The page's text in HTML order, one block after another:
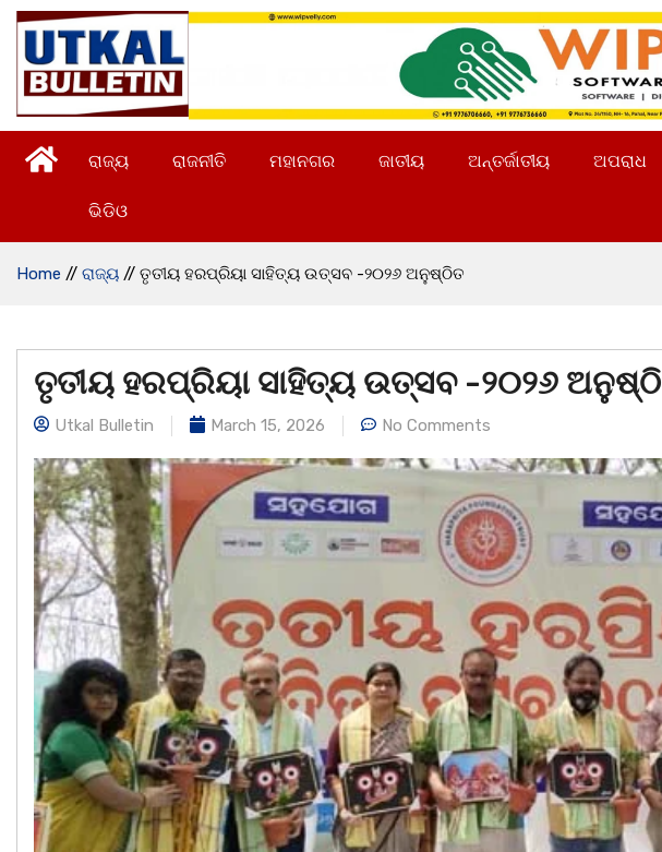
ରାଜ୍ୟ ରାଜନୀତି ମହାନଗର ଜାତୀୟ ଅନ୍ତର୍ଜାତୀୟ ଅପରାଧ
ଭିଡିଓ
Home // ରାଜ୍ୟ // ତୃତୀୟ ହରପ୍ରିୟା ସାହିତ୍ୟ ଉତ୍ସବ -୨୦୨୬ ଅନୁଷ୍ଠିତ
ତୃତୀୟ ହରପ୍ରିୟା ସାହିତ୍ୟ ଉତ୍ସବ -୨୦୨୬
Utkal Bulletin March 15, 2026 No Comments